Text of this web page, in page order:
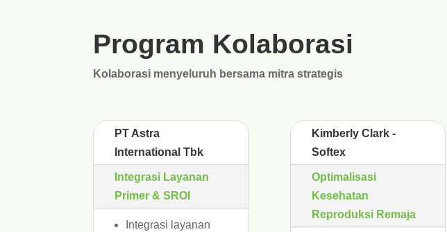
Program Kolaborasi
Kolaborasi menyeluruh bersama mitra strategis
PT Astra
International Tbk
Integrasi Layanan
Primer & SROI
Integrasi layanan
Kimberly Clark -
Softex
Optimalisasi
Kesehatan
Reproduksi Remaja